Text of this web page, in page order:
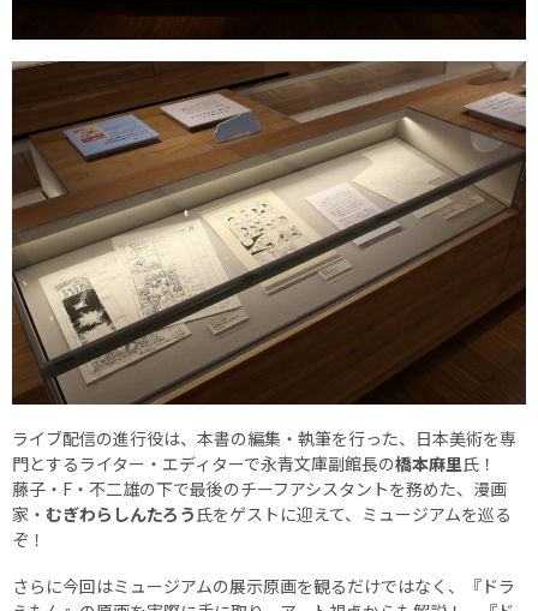
ライブ配信の進行役は、本書の編集・執筆を行った、日本美術を専
門とするライター・エディターで永青文庫副館長の橋本麻里氏！
藤子・F・不二雄の下で最後のチーフアシスタントを務めた、漫画
家・ むぎわらしんたろう 氏をゲストに迎えて、ミュージアムを巡る
ぞ！
さらに今回はミュージアムの展示原画を観るだけではなく、『ドラ